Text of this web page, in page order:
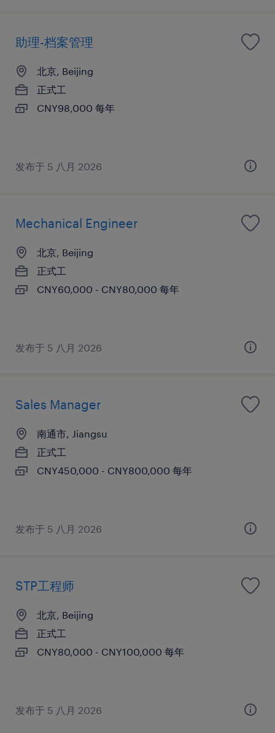
助理-档案管理
北京, Beijing
正式工
CNY98,000 每年
发布于 5 八月 2026
Mechanical Engineer
北京, Beijing
正式工
CNY60,000 - CNY80,000 每年
发布于 5 八月 2026
Sales Manager
南通市, Jiangsu
正式工
CNY450,000 - CNY800,000 每年
发布于 5 八月 2026
STP工程师
北京, Beijing
正式工
CNY80,000 - CNY100,000 每年
发布于 5 八月 2026